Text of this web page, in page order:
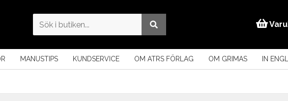
MANUSTIPS KUNDSERVICE OM ATRS FÖRLAG OM GRIMAS IN